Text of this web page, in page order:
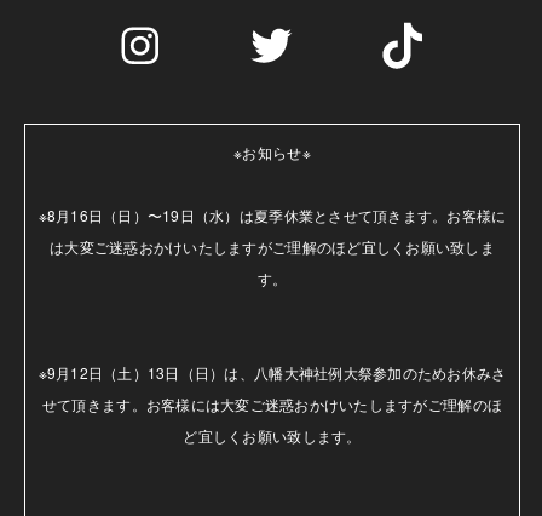
※お知らせ※
※8月16日（日）〜19日（水）は夏季休業とさせて頂きます。お客様に
は大変ご迷惑おかけいたしますがご理解のほど宜しくお願い致しま
す。
※9月12日（土）13日（日）は、八幡大神社例大祭参加のためお休みさ
せて頂きます。お客様には大変ご迷惑おかけいたしますがご理解のほ
ど宜しくお願い致します。